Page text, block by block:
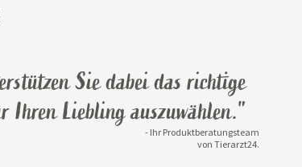
Sie dabei das richtige
Ihren Liebling auszuwählen."
- Ihr Produktberatungsteam
von Tierarzt24.